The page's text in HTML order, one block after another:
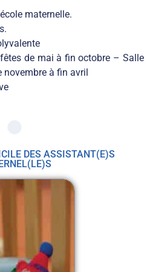
maternelle.
de mai à fin octobre – Salle
novembre à fin avril